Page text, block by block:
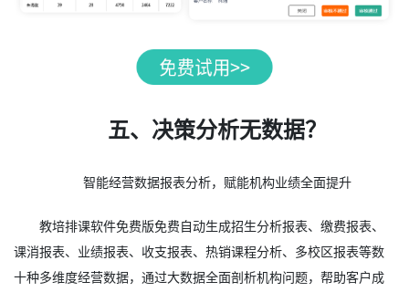
五、决策分析无数据？
智能经营数据报表分析，赋能机构业绩全面提升
教培排课软件免费版免费自动生成招生分析报表、缴费报表、
课消报表、业绩报表、收支报表、热销课程分析、多校区报表等数
十种多维度经营数据，通过大数据全面剖析机构问题，帮助客户成